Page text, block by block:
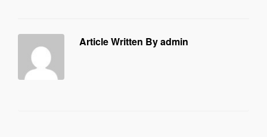
Article Written By admin